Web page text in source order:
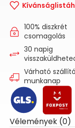
100% diszkrét
csomagolás
30 napig
Várható
munkanap
Vélemények (0)